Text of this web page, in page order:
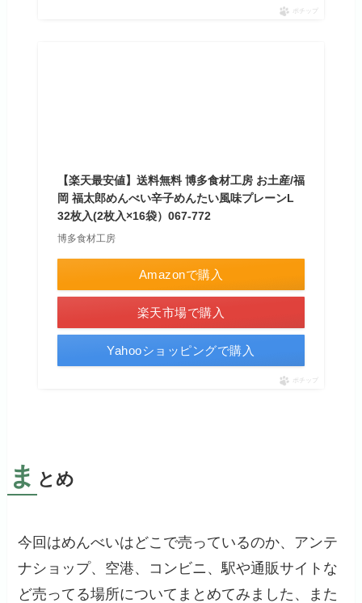
ポチップ
【楽天最安値】送料無料 博多食材工房 お土産/福
岡 福太郎めんべい辛子めんたい風味プレーンL
32枚入(2枚入×16袋）067-772
博多食材工房
Amazonで購入
楽天市場で購入
Yahooショッピングで購入
ポチップ
ま とめ
今回はめんべいはどこで売っているのか、アンテ
ナショップ、空港、コンビニ、駅や通販サイトな
ど売ってる場所についてまとめてみました、また